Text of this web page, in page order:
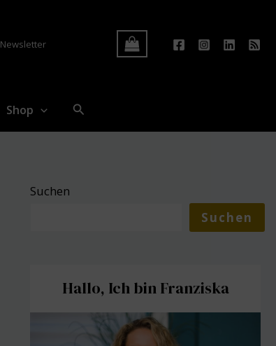
Newsletter
Shop Suchen
Suchen
Suchen
Hallo, Ich bin Franziska